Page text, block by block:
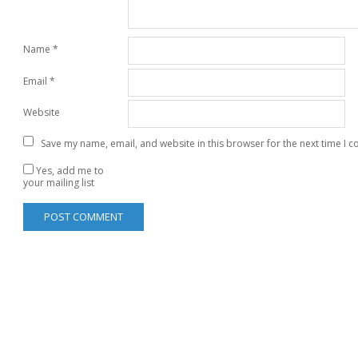
Name *
Email *
Website
Save my name, email, and website in this browser for the next time I
Yes, add me to
your mailing list